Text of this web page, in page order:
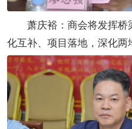
萧庆裕：商会将发挥桥
化互补、项目落地，深化两